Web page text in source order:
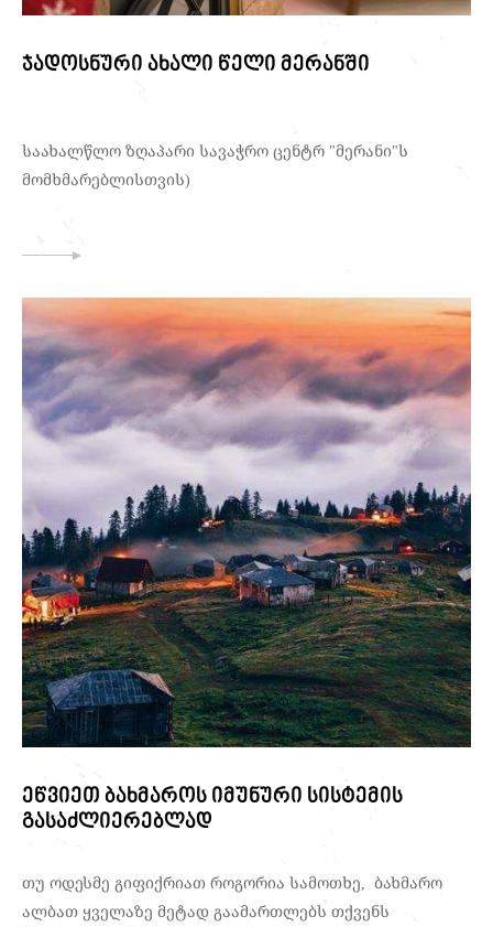
ჯადოსნური ახალი წელი მერანში
საახალწლო ზღაპარი სავაჭრო ცენტრ "მერანი"ს
მომხმარებლისთვის)
ეწვიეთ ბახმაროს იმუნური სისტემის
გასაძლიერებლად
თუ ოდესმე გიფიქრიათ როგორია სამოთხე, ბახმარო
ალბათ ყველაზე მეტად გაამართლებს თქვენს